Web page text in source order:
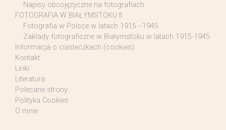
Napisy obcojęzyczne na fotografiach
FOTOGRAFIA W BIAŁYMSTOKU II
Fotografia w Polsce w latach 1915 - 1945
Zakłady fotograficzne w Białymstoku w latach 1915-1945
Informacja o ciasteczkach (cookies)
Kontakt
Linki
Literatura
Polecane strony
Polityka Cookies
O mnie